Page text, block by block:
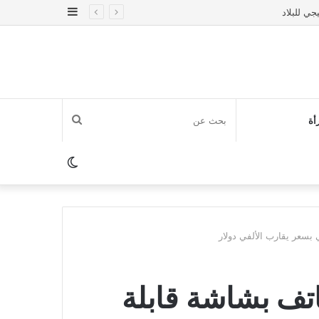
إضافة
بحث
عنالوضع
المظلم
يقارب الألفي دولار
بشاشة قابلة